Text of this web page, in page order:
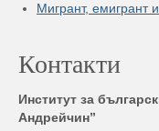
Мигрант, емигрант
Контакти
Институт за
Андрейчин”